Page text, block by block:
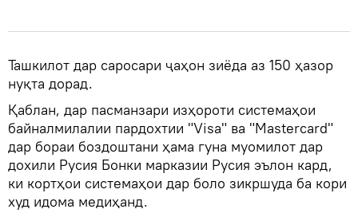
Ташкилот дар саросари ҷаҳон зиёда аз 150 ҳазор
нуқта дорад.
Қаблан, дар пасманзари изҳороти системаҳои
байналмилалии пардохтии "Visa" ва "Mastercard"
дар бораи боздоштани ҳама гуна муомилот дар
дохили Русия Бонки марказии Русия эълон кард,
ки кортҳои системаҳои дар боло зикршуда ба кори
худ идома медиҳанд.